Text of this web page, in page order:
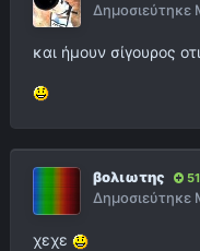
Δημοσιεύτηκε
και ήμουν σίγουρος
βολιωτης
Δημοσιεύτηκε
χεχε